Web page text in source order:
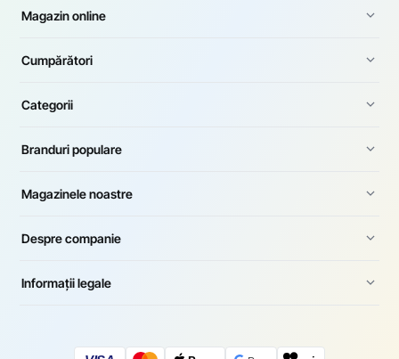
Magazin online
Cumpărători
Categorii
Branduri populare
Magazinele noastre
Despre companie
Informații legale